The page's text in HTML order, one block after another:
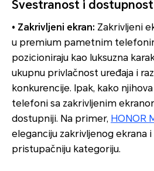
Svestranost i dostupnost
• Zakrivljeni ekran: Zakrivljeni
u premium pametnim
pozicioniraju kao luksuzna
ukupnu privlačnost uređaja i
konkurencije. Ipak, kako
telefoni sa zakrivljenim
dostupniji. Na primer, HONOR
eleganciju zakrivljenog ekrana
pristupačniju kategoriju.